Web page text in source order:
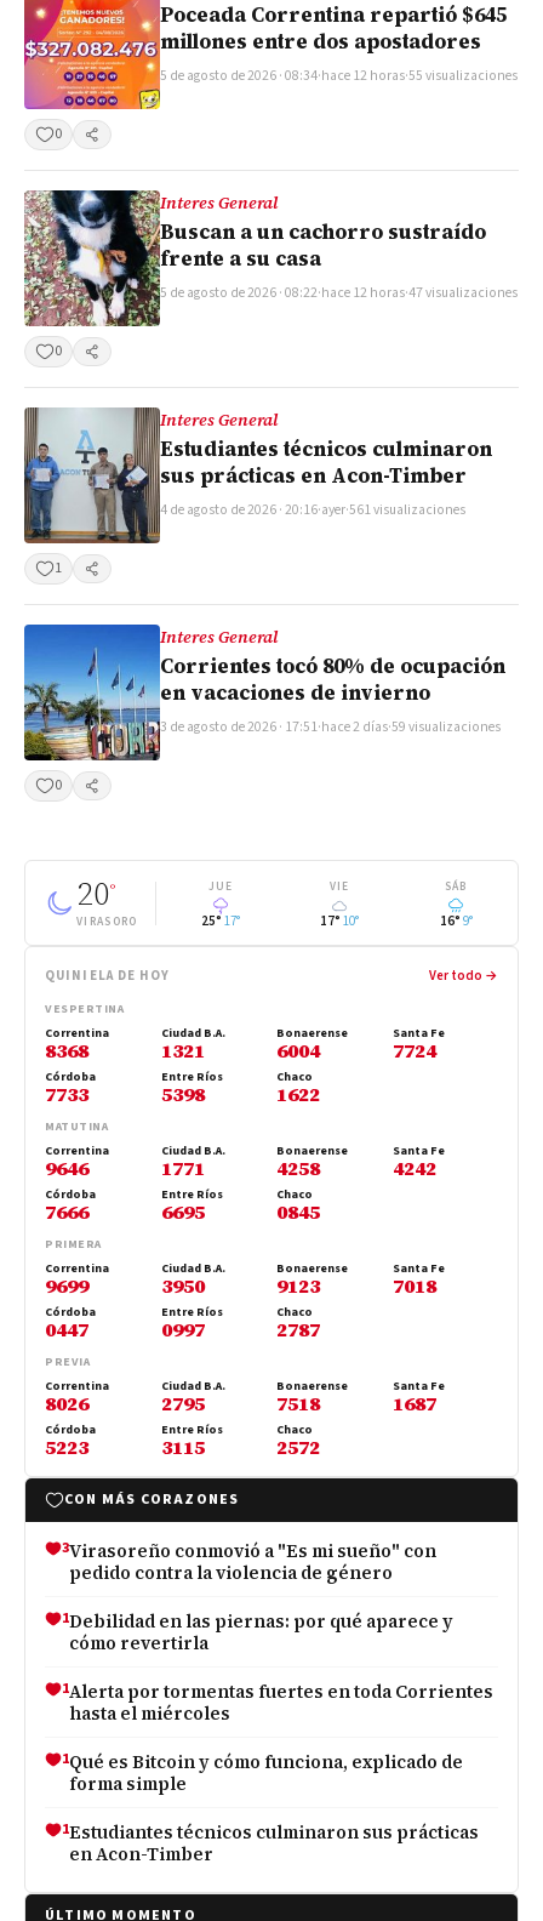
Poceada Correntina repartió $645
millones entre dos apostadores
5 de agosto de 2026 · 08:34·hace 12 horas·55 visualizaciones
0 Compartir
Interes General
Buscan a un cachorro sustraído
frente a su casa
5 de agosto de 2026 · 08:22·hace 12 horas·47 visualizaciones
0 Compartir
Interes General
Estudiantes técnicos culminaron
sus prácticas en Acon-Timber
4 de agosto de 2026 · 20:16·ayer·561 visualizaciones
1 Compartir
Interes General
Corrientes tocó 80% de ocupación
en vacaciones de invierno
3 de agosto de 2026 · 17:51·hace 2 días·59 visualizaciones
0 Compartir
20°
VIRASORO
JUE
25° 17°
VIE
17° 10°
SÁB
16° 9°
QUINIELA DE HOY Ver todo →
VESPERTINA
Correntina
8368
Ciudad B.A.
1321
Bonaerense
6004
Santa Fe
7724
Córdoba
7733
Entre Ríos
5398
Chaco
1622
MATUTINA
Correntina
9646
Ciudad B.A.
1771
Bonaerense
4258
Santa Fe
4242
Córdoba
7666
Entre Ríos
6695
Chaco
0845
PRIMERA
Correntina
9699
Ciudad B.A.
3950
Bonaerense
9123
Santa Fe
7018
Córdoba
0447
Entre Ríos
0997
Chaco
2787
PREVIA
Correntina
8026
Ciudad B.A.
2795
Bonaerense
7518
Santa Fe
1687
Córdoba
5223
Entre Ríos
3115
Chaco
2572
CON MÁS CORAZONES
3Virasoreño conmovió a "Es mi sueño" con
pedido contra la violencia de género
1Debilidad en las piernas: por qué aparece y
cómo revertirla
1Alerta por tormentas fuertes en toda Corrientes
hasta el miércoles
1Qué es Bitcoin y cómo funciona, explicado de
forma simple
1Estudiantes técnicos culminaron sus prácticas
en Acon-Timber
ÚLTIMO MOMENTO